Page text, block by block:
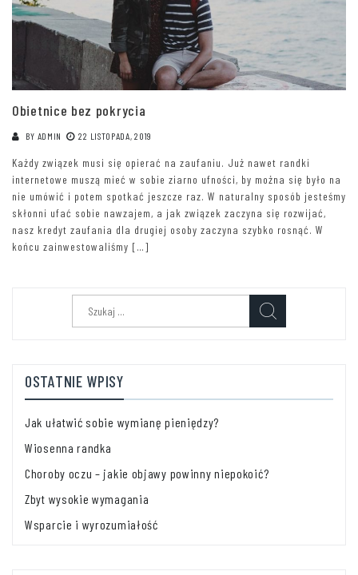
Obietnice bez pokrycia
BY ADMIN 22 LISTOPADA, 2019
Każdy związek musi się opierać na zaufaniu. Już nawet randki
internetowe muszą mieć w sobie ziarno ufności, by można się było na
nie umówić i potem spotkać jeszcze raz. W naturalny sposób jesteśmy
skłonni ufać sobie nawzajem, a jak związek zaczyna się rozwijać,
nasz kredyt zaufania dla drugiej osoby zaczyna szybko rosnąć. W
końcu zainwestowaliśmy […]
OSTATNIE WPISY
Jak ułatwić sobie wymianę pieniędzy?
Wiosenna randka
Choroby oczu – jakie objawy powinny niepokoić?
Zbyt wysokie wymagania
Wsparcie i wyrozumiałość